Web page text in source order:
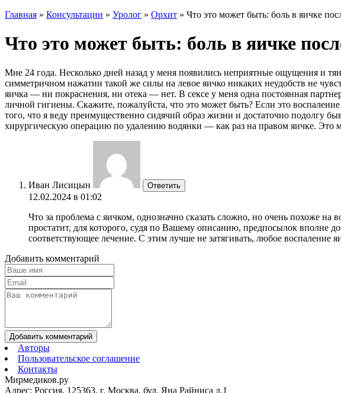
Главная » Консультации » Уролог » Орхит » Что это может быть: боль в яичке
Что это может быть: боль в яичке
Мне 24 года. Несколько дней назад у меня появились неприятные ощущения и
симметричном нажатии такой же силы на левое яичко никаких неудобств не
яичка — ни покраснения, ни отека — нет. В сексе у меня одна постоянная
личной гигиены. Скажите, пожалуйста, что это может быть? Если это
того, что я веду преимущественно сидячий образ жизни и достаточно подолгу
хирургическую операцию по удалению водянки — как раз на правом яичке. Это
Иван Лисицын Ответить
12.02.2024 в 01:02
Что за проблема с яичком, однозначно сказать сложно, но очень похоже
простатит, для которого, судя по Вашему описанию, предпосылок вполне
соответствующее лечение. С этим лучше не затягивать, любое
Добавить комментарий
Добавить комментарий
Авторы
Пользовательское соглашение
Контакты
Мирмедиков.ру
Адрес: Россия, 125363, г. Москва, бул. Яна Райниса д.1